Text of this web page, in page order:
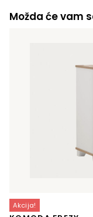
Možda će vam
Akcija!